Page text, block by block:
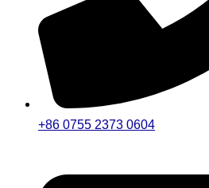
+86 0755 2373 0604